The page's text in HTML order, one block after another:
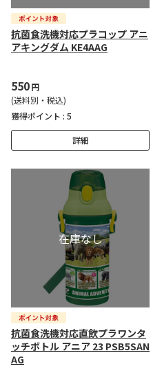
抗菌食洗機対応プラコップ アニ
アキングダム KE4AAG
550円
(送料別・税込)
獲得ポイント : 5
詳細
抗菌食洗機対応直飲プラワンタ
ッチボトル アニア 23 PSB5SAN
AG